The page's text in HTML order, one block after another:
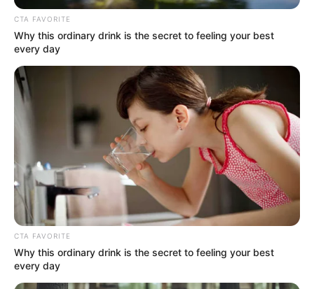
(foto: unsplash/dailynouri)
Cara yang selanjutnya adalah dengan mengonsumsi probiotik.
Salah satu bakteri baik yang dapat membuat tubuh lebih langsing
dan menjaga berat badan tetap ideal adalah probiotik ini.
Dengan mengonsumsi probiotik secara rutin pastinya penumpukan
lemak di perut menjadi berkurang dan mengurangi risiko
CTA FAVORITE
Why this ordinary drink is the secret to feeling your best
every day
CTA FAVORITE
Why this ordinary drink is the secret to feeling your best
every day